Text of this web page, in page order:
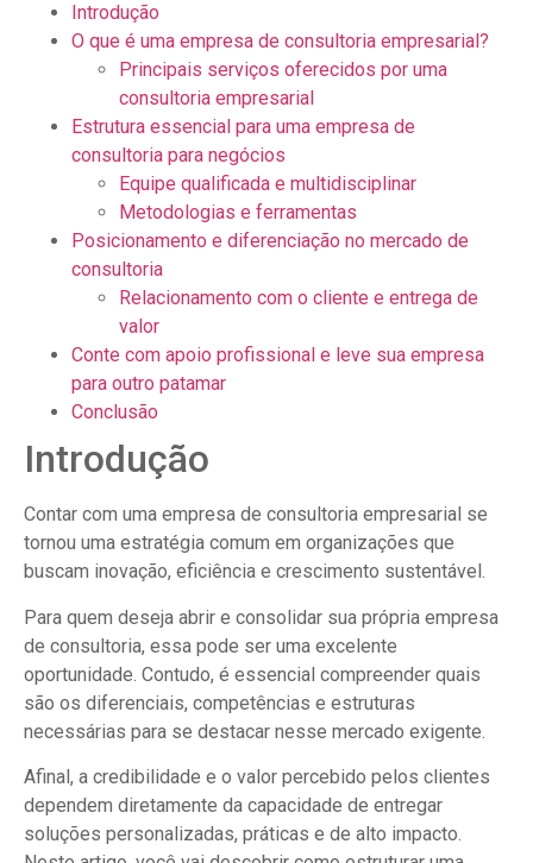
Introdução
O que é uma empresa de consultoria empresarial?
Principais serviços oferecidos por uma
consultoria empresarial
Estrutura essencial para uma empresa de
consultoria para negócios
Equipe qualificada e multidisciplinar
Metodologias e ferramentas
Posicionamento e diferenciação no mercado de
consultoria
Relacionamento com o cliente e entrega de
valor
Conte com apoio profissional e leve sua empresa
para outro patamar
Conclusão
Introdução
Contar com uma empresa de consultoria empresarial se
tornou uma estratégia comum em organizações que
buscam inovação, eficiência e crescimento sustentável.
Para quem deseja abrir e consolidar sua própria empresa
de consultoria, essa pode ser uma excelente
oportunidade. Contudo, é essencial compreender quais
são os diferenciais, competências e estruturas
necessárias para se destacar nesse mercado exigente.
Afinal, a credibilidade e o valor percebido pelos clientes
dependem diretamente da capacidade de entregar
soluções personalizadas, práticas e de alto impacto.